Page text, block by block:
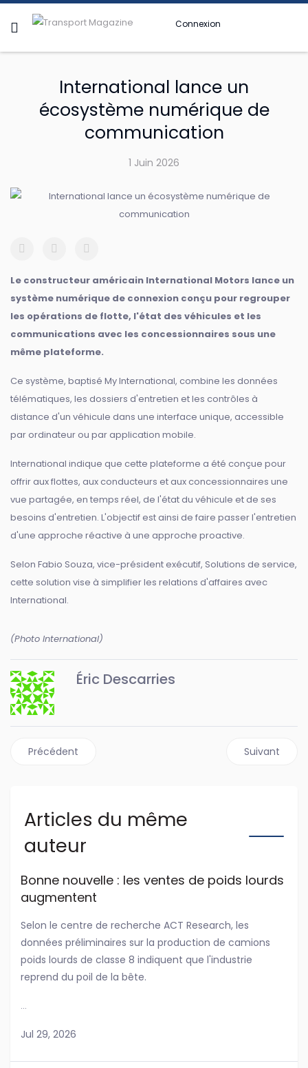
Connexion
International lance un
écosystème numérique de
communication
1 Juin 2026
Le constructeur américain International Motors lance un
système numérique de connexion conçu pour regrouper
les opérations de flotte, l'état des véhicules et les
communications avec les concessionnaires sous une
même plateforme.
Ce système, baptisé My International, combine les données
télématiques, les dossiers d'entretien et les contrôles à
distance d'un véhicule dans une interface unique, accessible
par ordinateur ou par application mobile.
International indique que cette plateforme a été conçue pour
offrir aux flottes, aux conducteurs et aux concessionnaires une
vue partagée, en temps réel, de l'état du véhicule et de ses
besoins d'entretien. L'objectif est ainsi de faire passer l'entretien
d'une approche réactive à une approche proactive.
Selon Fabio Souza, vice-président exécutif, Solutions de service,
cette solution vise à simplifier les relations d'affaires avec
International.
(Photo International)
Éric Descarries
Article précédent : ZF dévoile ses nouveaux systèmes
Précédent Article
Suivant
Articles du même
auteur
Bonne nouvelle : les ventes de poids lourds
augmentent
Selon le centre de recherche ACT Research, les
données préliminaires sur la production de camions
poids lourds de classe 8 indiquent que l'industrie
reprend du poil de la bête.
...
Jul 29, 2026